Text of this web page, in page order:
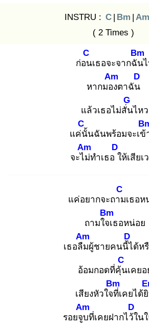
INSTRU : C | Bm | Am
( 2 Times )
ก่อน
C
เธอจะจากฉัน
Bm
หากมอง
Am
ตาฉัน
D
แล้วเธอไม่สั่น
G
ไหว
แค่นั้
C
นฉันพร้อมจะเข้
จะไม่
Am
ทำเธอ ใ
D
ห้เสียเ
แค่อยากจะถาม
C
เธอห
ถามใจเ
Bm
ธอหน่อย
เธอลืม
Am
ผู้ชายคนนี้ไ
D
ด้ห
อ้อมกอดที่คุ้น
C
เคยอ
เสียงหัวใจที่
Bm
เคยได้
รอยจูบ
Am
ที่เคยฝากไว้ใ
D
นใ